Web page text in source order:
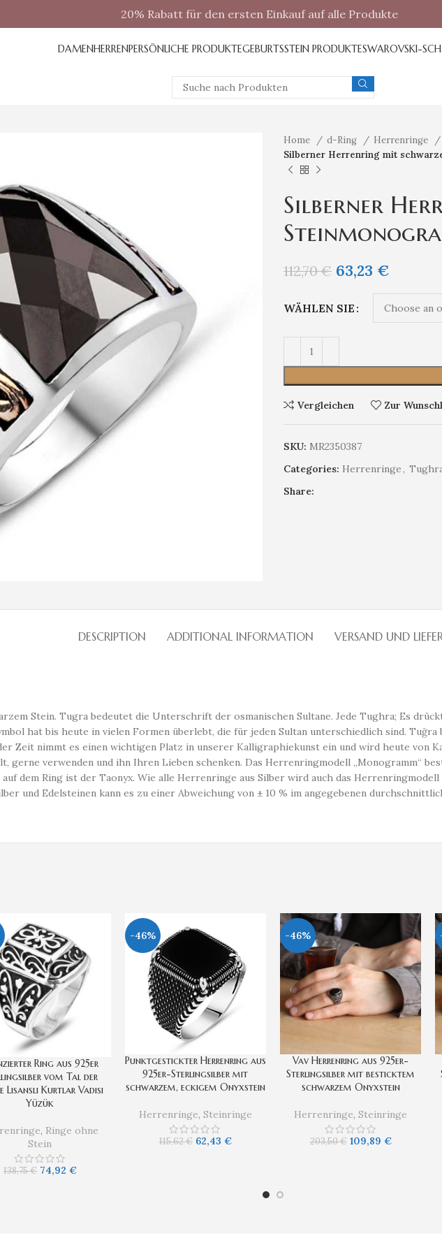
20% Rabatt für den ersten Einkauf auf alle Produkte
DAMENHERRENPERSÖNLICHE PRODUKTEGEBURTSSTEIN PRODUKTESWAROVSKI-
Home d-Ring Herrenringe
Silberner Herrenring mit
Silberner
112,70€ 63,23 €
WÄHLEN SIE
Vergleichen Zur
SKU: MR2350387
Categories: Herrenringe,
Share:
DESCRIPTION ADDITIONAL INFORMATION VERSAND UND
Stein. Tugra bedeutet die Unterschrift der osmanischen Sultane. Jede Tughra; Es
hat bis heute in vielen Formen überlebt, die für jeden Sultan unterschiedlich sind.
Zeit nimmt es einen wichtigen Platz in unserer Kalligraphiekunst ein und wird heute von
gerne verwenden und ihn Ihren Lieben schenken. Das Herrenringmodell „Monogramm“
dem Ring ist der Taonyx. Wie alle Herrenringe aus Silber wird auch das
und Edelsteinen kann es zu einer Abweichung von ± 10 % im angegebenen
Ring aus 925er
vom Tal der
Lisansli Kurtlar Vadisi
Yüzük
, Ringe ohne
Stein
138,75€ 74,92 €
-46%
Punktgestickter Herrenring aus
925er-Sterlingsilber mit
schwarzem, eckigem Onyxstein
Herrenringe, Steinringe
115,62€ 62,43 €
-46%
Vav Herrenring aus 925er-
Sterlingsilber mit besticktem
schwarzem Onyxstein
Herrenringe,Steinringe
203,50€ 109,89 €